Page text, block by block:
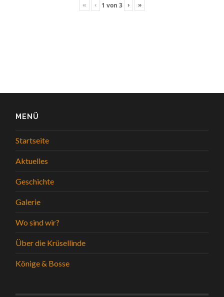
« ‹ 1 von 3 › »
MENÜ
Startseite
Aktuelles
Geschichte
Galerie
Wo sind wir?
Über die Krüsellinde
Könige & Bosse